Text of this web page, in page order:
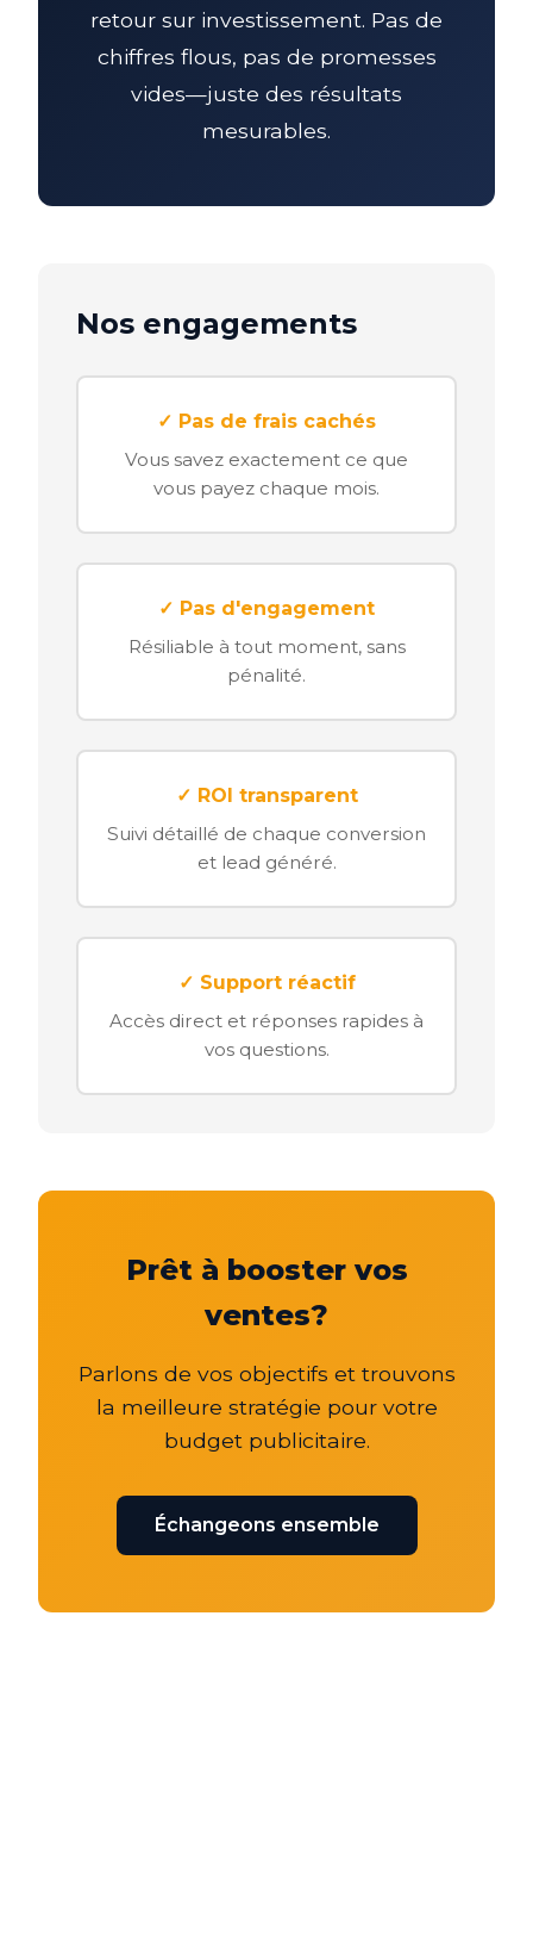
retour sur investissement. Pas de
chiffres flous, pas de promesses
vides—juste des résultats
mesurables.
Nos engagements
✓ Pas de frais cachés
Vous savez exactement ce que
vous payez chaque mois.
✓ Pas d'engagement
Résiliable à tout moment, sans
pénalité.
✓ ROI transparent
Suivi détaillé de chaque conversion
et lead généré.
✓ Support réactif
Accès direct et réponses rapides à
vos questions.
Prêt à booster vos
ventes?
Parlons de vos objectifs et trouvons
la meilleure stratégie pour votre
budget publicitaire.
Échangeons ensemble